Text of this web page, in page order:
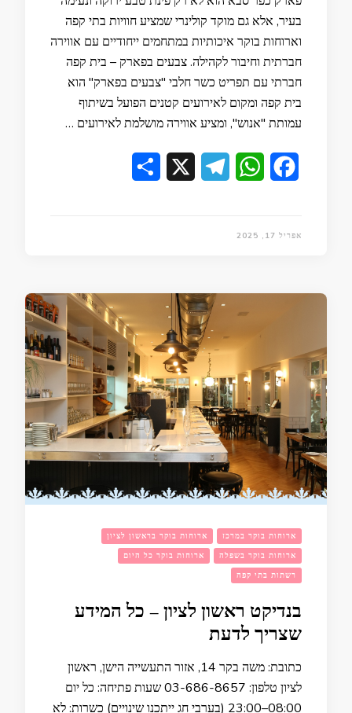
בעיר, אלא גם מוקד קולינרי שמציע חוויות בתי קפה
וארוחות בוקר איכותיות במתחמים ייחודיים עם אווירה
חברתית וחיבור לקהילה. צבעים בפארק – בית קפה
חברתי עם תפריט כשר חלבי "צבעים בפארק" הוא
בית קפה ומקום לאירועים קטנים הפועל בשיתוף
עמותת "אנוש", ומציע אווירה מושלמת לאירועים …
Facebook
WhatsApp
Telegram
אפריל 17, 2025
ארוחות בוקר במרכז
ארוחות בוקר בראשון לציון
ארוחות בוקר בשפלה
ארוחות בוקר כל היום
רשתות בתי קפה
בנדיקט ראשון לציון – כל המידע
שצריך לדעת
כתובת: משה בקר 14, אזור התעשייה הישן, ראשון
לציון טלפון: 03-686-8657 שעות פתיחה: כל יום
08:00–23:00 (בערבי חג ייתכנו שינויים) כשרות: לא